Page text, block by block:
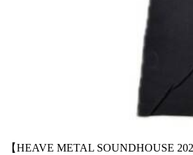
【HEAVE METAL SOUNDHOUSE